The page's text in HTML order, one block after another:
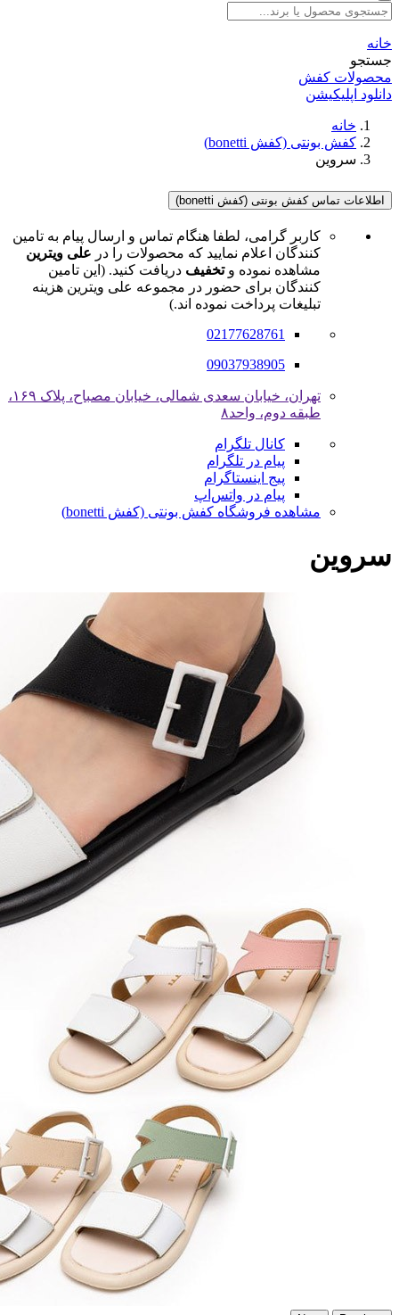
خانه
جستجو
محصولات کفش
دانلود اپلیکیشن
خانه
کفش بونتی (کفش bonetti)
سروین
اطلاعات تماس کفش بونتی (کفش bonetti)
کاربر گرامی، لطفا هنگام تماس و ارسال پیام به تامین
کنندگان اعلام نمایید که محصولات را در علی ویترین
مشاهده نموده وتخفیف دریافت کنید. (این تامین
کنندگان برای حضور در مجموعه علی ویترین هزینه
تبلیغات پرداخت نموده اند.)
02177628761
09037938905
تهران، خیابان سعدی شمالی، خیابان مصباح، پلاک ۱۶۹،
طبقه دوم، واحد۸
کانال تلگرام
پیام در تلگرام
پیج اینستاگرام
پیام در واتس‌اپ
مشاهده فروشگاه کفش بونتی (کفش bonetti)
سروین